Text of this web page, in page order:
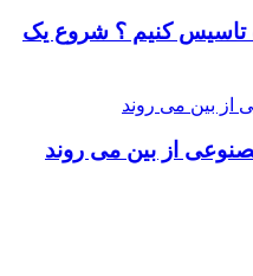
کنیم ؟ شروع یک
بین می روند
از بین می روند